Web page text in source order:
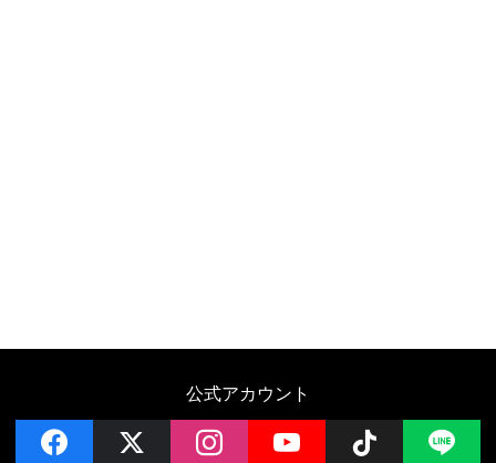
公式アカウント
facebook instagramYouTube Follow